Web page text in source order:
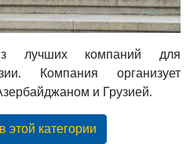
компаний для
Компания организует
и Грузией.
в этой категории